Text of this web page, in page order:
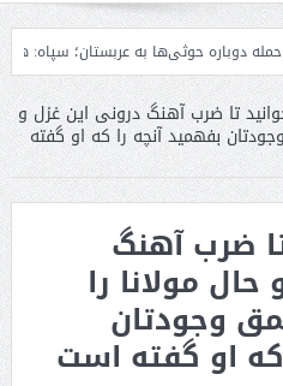
حوثی‌ها به عربستان؛ سپاه: هیچ توافقی
تا ضرب آهنگ درونی این غزل و
بفهمید آنچه را که او گفته
ضرب آهنگ
مولانا را
وجودتان
او گفته است